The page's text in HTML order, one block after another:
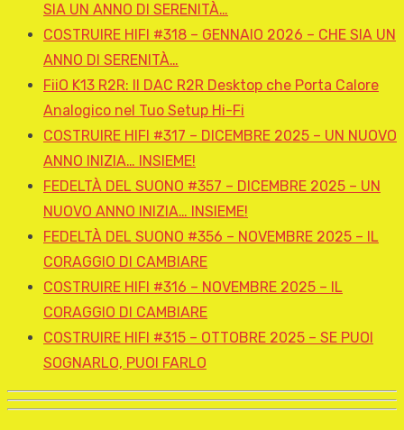
SIA UN ANNO DI SERENITÀ…
COSTRUIRE HIFI #318 – GENNAIO 2026 – CHE SIA UN
ANNO DI SERENITÀ…
FiiO K13 R2R: Il DAC R2R Desktop che Porta Calore
Analogico nel Tuo Setup Hi-Fi
COSTRUIRE HIFI #317 – DICEMBRE 2025 – UN NUOVO
ANNO INIZIA… INSIEME!
FEDELTÀ DEL SUONO #357 – DICEMBRE 2025 – UN
NUOVO ANNO INIZIA… INSIEME!
FEDELTÀ DEL SUONO #356 – NOVEMBRE 2025 – IL
CORAGGIO DI CAMBIARE
COSTRUIRE HIFI #316 – NOVEMBRE 2025 – IL
CORAGGIO DI CAMBIARE
COSTRUIRE HIFI #315 – OTTOBRE 2025 – SE PUOI
SOGNARLO, PUOI FARLO